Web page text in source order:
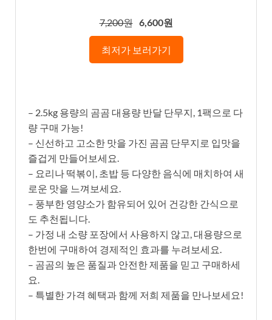
7,200원 6,600원
최저가 보러가기
– 2.5kg 용량의 곰곰 대용량 반달 단무지, 1팩으로 다
량 구매 가능!
– 신선하고 고소한 맛을 가진 곰곰 단무지로 입맛을
즐겁게 만들어보세요.
– 요리나 떡볶이, 초밥 등 다양한 음식에 매치하여 새
로운 맛을 느껴보세요.
– 풍부한 영양소가 함유되어 있어 건강한 간식으로
도 추천됩니다.
– 가정 내 소량 포장에서 사용하지 않고, 대용량으로
한번에 구매하여 경제적인 효과를 누려보세요.
– 곰곰의 높은 품질과 안전한 제품을 믿고 구매하세
요.
– 특별한 가격 혜택과 함께 저희 제품을 만나보세요!